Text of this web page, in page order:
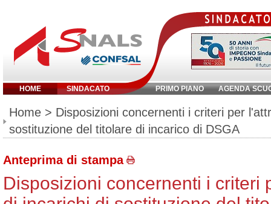
HOME SINDACATO PRIMO PIANO AGENDA
Inserisci parola chiave:
Home > Disposizioni concernenti i criteri per
sostituzione del titolare di incarico di DSGA
Anteprima di stampa
Disposizioni concernenti i criteri